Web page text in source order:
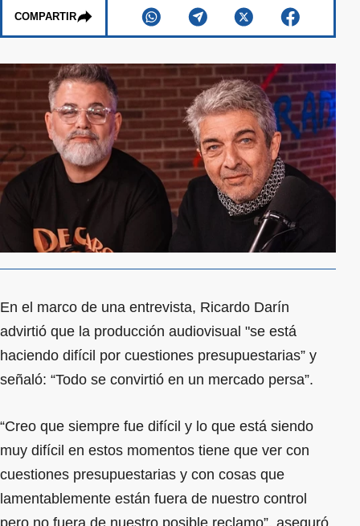
COMPARTIR
En el marco de una entrevista, Ricardo Darín
advirtió que la producción audiovisual "se está
haciendo difícil por cuestiones presupuestarias” y
señaló: “Todo se convirtió en un mercado persa”.
“Creo que siempre fue difícil y lo que está siendo
muy difícil en estos momentos tiene que ver con
cuestiones presupuestarias y con cosas que
lamentablemente están fuera de nuestro control
pero no fuera de nuestro posible reclamo”, aseguró